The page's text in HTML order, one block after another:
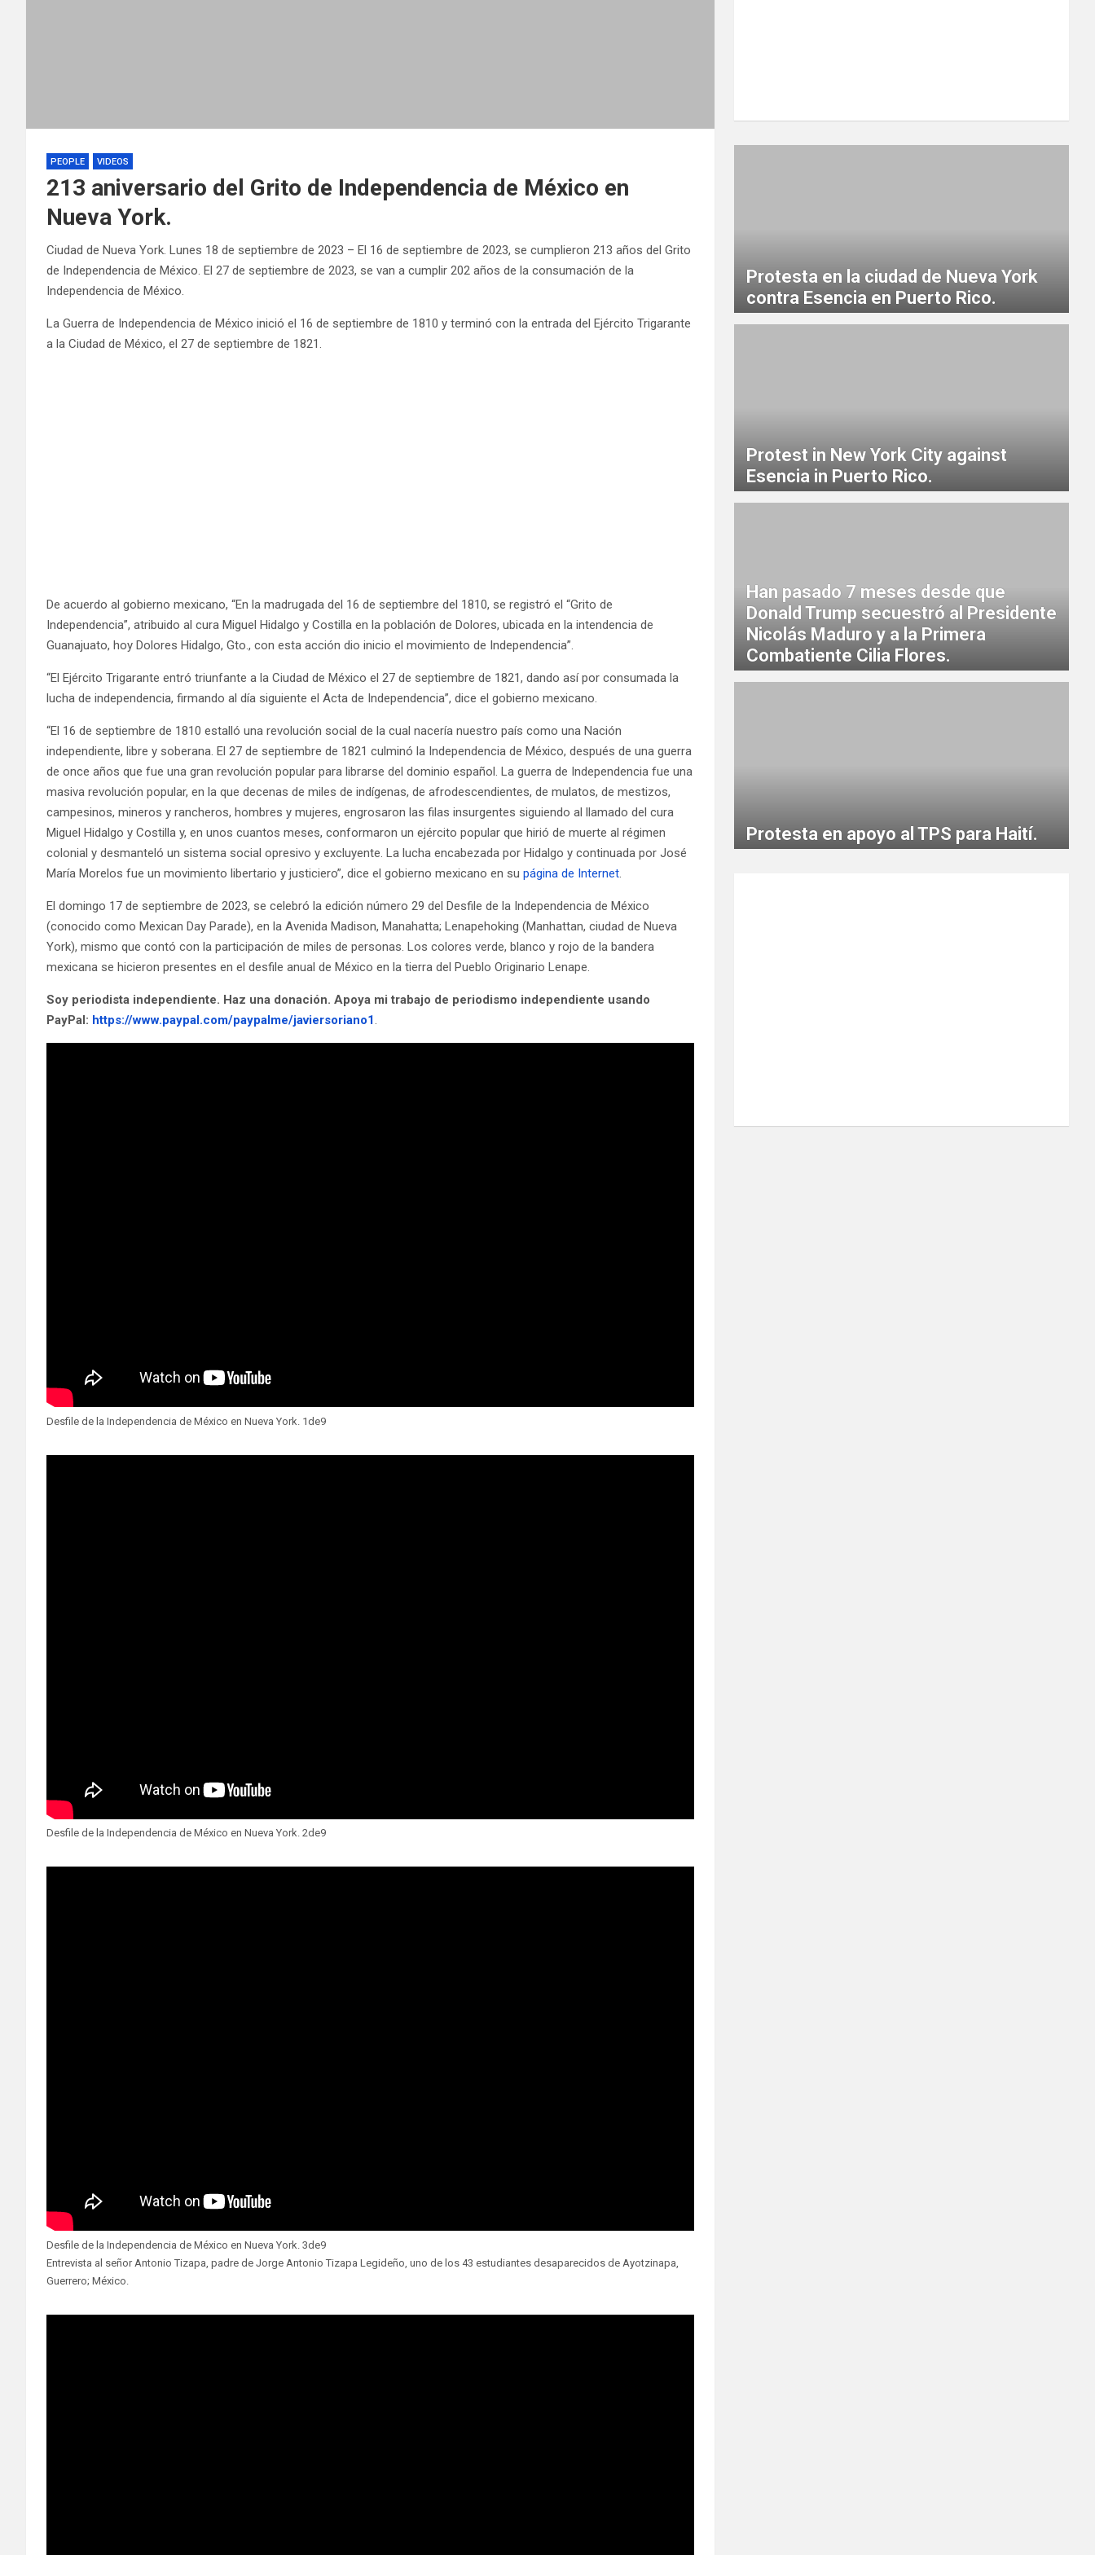
PEOPLE VIDEOS
213 aniversario del Grito de Independencia de México en
Nueva York.
Ciudad de Nueva York. Lunes 18 de septiembre de 2023 – El 16 de septiembre de 2023, se cumplieron 213 años del Grito
de Independencia de México. El 27 de septiembre de 2023, se van a cumplir 202 años de la consumación de la
Independencia de México.
La Guerra de Independencia de México inició el 16 de septiembre de 1810 y terminó con la entrada del Ejército Trigarante
a la Ciudad de México, el 27 de septiembre de 1821.
De acuerdo al gobierno mexicano, “En la madrugada del 16 de septiembre del 1810, se registró el “Grito de
Independencia”, atribuido al cura Miguel Hidalgo y Costilla en la población de Dolores, ubicada en la intendencia de
Guanajuato, hoy Dolores Hidalgo, Gto., con esta acción dio inicio el movimiento de Independencia”.
“El Ejército Trigarante entró triunfante a la Ciudad de México el 27 de septiembre de 1821, dando así por consumada la
lucha de independencia, firmando al día siguiente el Acta de Independencia”, dice el gobierno mexicano.
“El 16 de septiembre de 1810 estalló una revolución social de la cual nacería nuestro país como una Nación
independiente, libre y soberana. El 27 de septiembre de 1821 culminó la Independencia de México, después de una guerra
de once años que fue una gran revolución popular para librarse del dominio español. La guerra de Independencia fue una
masiva revolución popular, en la que decenas de miles de indígenas, de afrodescendientes, de mulatos, de mestizos,
campesinos, mineros y rancheros, hombres y mujeres, engrosaron las filas insurgentes siguiendo al llamado del cura
Miguel Hidalgo y Costilla y, en unos cuantos meses, conformaron un ejército popular que hirió de muerte al régimen
colonial y desmanteló un sistema social opresivo y excluyente. La lucha encabezada por Hidalgo y continuada por José
María Morelos fue un movimiento libertario y justiciero”, dice el gobierno mexicano en su página de Internet.
El domingo 17 de septiembre de 2023, se celebró la edición número 29 del Desfile de la Independencia de México
(conocido como Mexican Day Parade), en la Avenida Madison, Manahatta; Lenapehoking (Manhattan, ciudad de Nueva
York), mismo que contó con la participación de miles de personas. Los colores verde, blanco y rojo de la bandera
mexicana se hicieron presentes en el desfile anual de México en la tierra del Pueblo Originario Lenape.
Soy periodista independiente. Haz una donación. Apoya mi trabajo de periodismo independiente usando
PayPal: https://www.paypal.com/paypalme/javiersoriano1.
Desfile de la Independencia de México en Nueva York. 1de9
Desfile de la Independencia de México en Nueva York. 2de9
Desfile de la Independencia de México en Nueva York. 3de9
Entrevista al señor Antonio Tizapa, padre de Jorge Antonio Tizapa Legideño, uno de los 43 estudiantes desaparecidos de Ayotzinapa,
Guerrero; México.
Protesta en la ciudad de Nueva York
contra Esencia en Puerto Rico.
Protest in New York City against
Esencia in Puerto Rico.
Han pasado 7 meses desde que
Donald Trump secuestró al Presidente
Nicolás Maduro y a la Primera
Combatiente Cilia Flores.
Protesta en apoyo al TPS para Haití.